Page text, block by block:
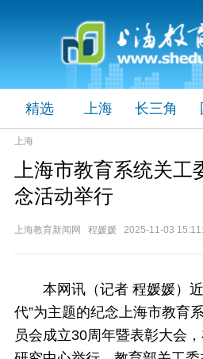
精选 上海 长三角
上海
上海市教育系统关
念活动举行
上海教育新闻网 程媛媛 2025-11-03
本网讯（记者 程媛媛）
代”为主题的纪念上海市教育
员会成立30周年暨表彰大会